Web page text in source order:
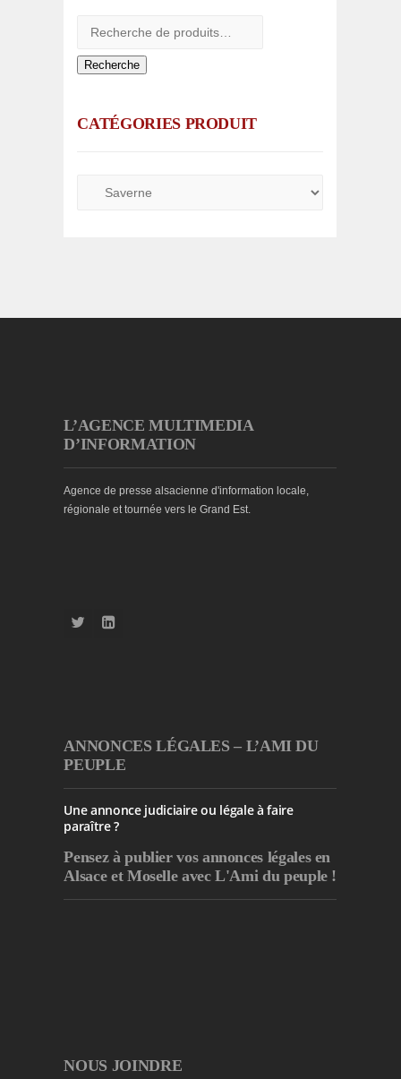
Recherche
CATÉGORIES PRODUIT
L’AGENCE MULTIMEDIA
D’INFORMATION
Agence de presse alsacienne d'information locale,
régionale et tournée vers le Grand Est.
ANNONCES LÉGALES – L’AMI DU
PEUPLE
Une annonce judiciaire ou légale à faire
paraître ?
Pensez à publiervos annonces légales en
Alsace et Moselle avec L'Ami du peuple !
NOUS JOINDRE